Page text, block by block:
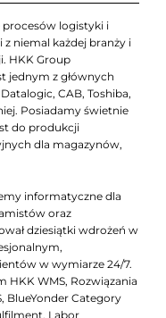
logistyki i
niemal każdej branży i
HKK Group
jednym z głównych
CAB, Toshiba,
Posiadamy świetnie
do produkcji
dla magazynów,
informatyczne dla
oraz
dziesiątki wdrożeń w
w wymiarze 24/7.
HKK WMS, Rozwiązania
BlueYonder Category
Labor